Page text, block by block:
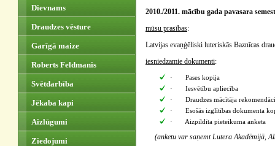
Dievnams
Draudzes vēsture
Garīgā maize
Roberts Feldmanis
Svētdarbība
Jēkaba kapi
Aizlūgumi
Ziedojumi
2010./2011. mācību gada pavasara
mūsu prasības:
Latvijas evaņģēliski luteriskās Baznīcas
iesniedzamie dokumenti:
· Pases kopija
· Iesvētību apliecība
· Draudzes mācītāja
· Esošās izglītības dokumenta
· Aizpildīta pieteikuma anketa
(anketu var saņemt Lutera Akadēmijā,